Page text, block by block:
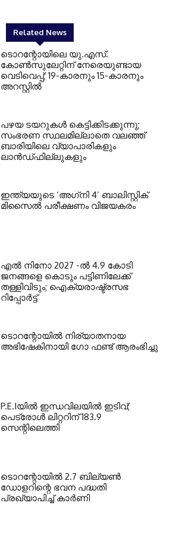
Related News
ടൊറന്റോയിലെ യു.എസ്.
കോൺസുലേറ്റിന് നേരെയുണ്ടായ
വെടിവെപ്പ്; 19-കാരനും 15-കാരനും
അറസ്റ്റിൽ
പഴയ ടയറുകള്‍ കെട്ടിക്കിടക്കുന്നു;
സംഭരണ സ്ഥലമില്ലാതെ വലഞ്ഞ്
ബാരിയിലെ വ്യാപാരികളും
ലാന്‍ഡ്ഫില്ലുകളും
ഇന്ത്യയുടെ ‘അഗ്‌നി 4’ ബാലിസ്റ്റിക്
മിസൈല്‍ പരീക്ഷണം വിജയകരം
എല്‍ നിനോ 2027 -ല്‍ 4.9 കോടി
ജനങ്ങളെ കൊടും പട്ടിണിലേക്ക്
തള്ളിവിടും; ഐക്യരാഷ്ട്രസഭ
റിപ്പോര്‍ട്ട്
ടൊറന്റോയില്‍ നിര്യാതനായ
അഭിഷേകിനായി ഗോ ഫണ്ട് ആരംഭിച്ചു
P.E.Iയില്‍ ഇന്ധവിലയില്‍ ഇടിവ്;
പെട്രോള്‍ ലിറ്ററിന് 183.9
സെന്റിലെത്തി
ടൊറന്റോയില്‍ 2.7 ബില്യണ്‍
ഡോളറിന്റെ ഭവന പദ്ധതി
പ്രഖ്യാപിച്ച് കാര്‍ണി